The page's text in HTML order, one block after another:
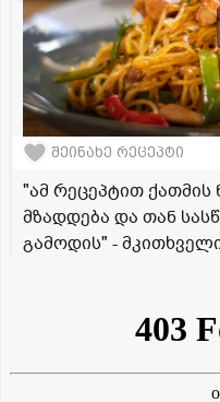
შეინახე რეცეპტი
"ამ რეცეპტით
მზადდება და თან
გამოდის" -